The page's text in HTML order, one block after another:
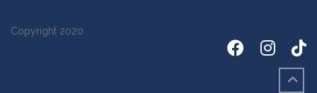
Copyright 2020